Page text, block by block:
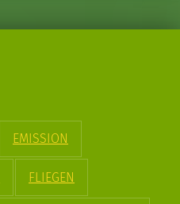
EMISSION
FLIEGEN